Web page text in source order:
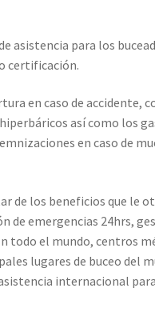
asistencia para los
certificación.
en caso de accidente,
así como los
en caso de
de los beneficios que le
de emergencias 24hrs,
todo el mundo, centros
lugares de buceo del
internacional para